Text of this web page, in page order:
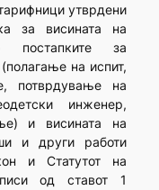
утврдени
за висината на
постапките за
на испит,
потврдување на
инженер,
и висината на
и други работи
и Статутот на
од ставот 1